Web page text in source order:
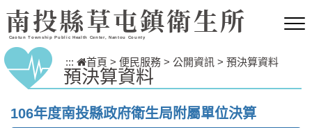
跳到主要內容區塊
南投縣草屯鎮衛生所
Caotun Township Public Health Center, Nantou County
::: 首頁 > 便民服務 > 公開資訊 > 預決算資料
預決算資料
106年度南投縣政府衛生局附屬單位決算